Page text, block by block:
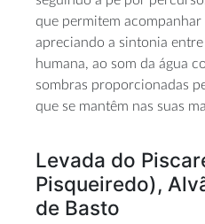
que permitem acompanhar
apreciando a sintonia
humana, ao som da água
sombras proporcionadas
que se mantêm nas suas
Levada do
Pisqueiredo),
de Basto